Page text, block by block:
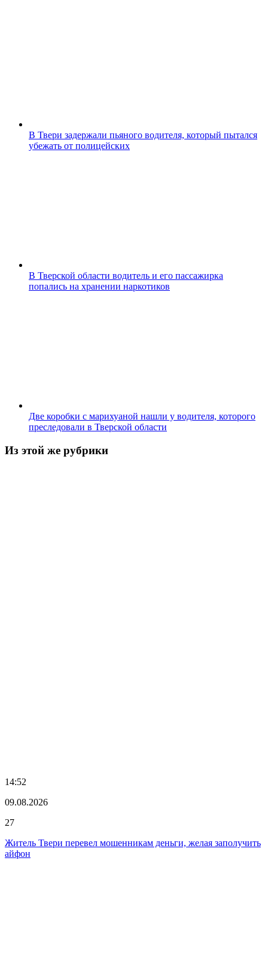
В Твери задержали пьяного водителя, который пытался
убежать от полицейских
В Тверской области водитель и его пассажирка
попались на хранении наркотиков
Две коробки с марихуаной нашли у водителя, которого
преследовали в Тверской области
Из этой же рубрики
14:52
09.08.2026
27
Житель Твери перевел мошенникам деньги, желая заполучить
айфон